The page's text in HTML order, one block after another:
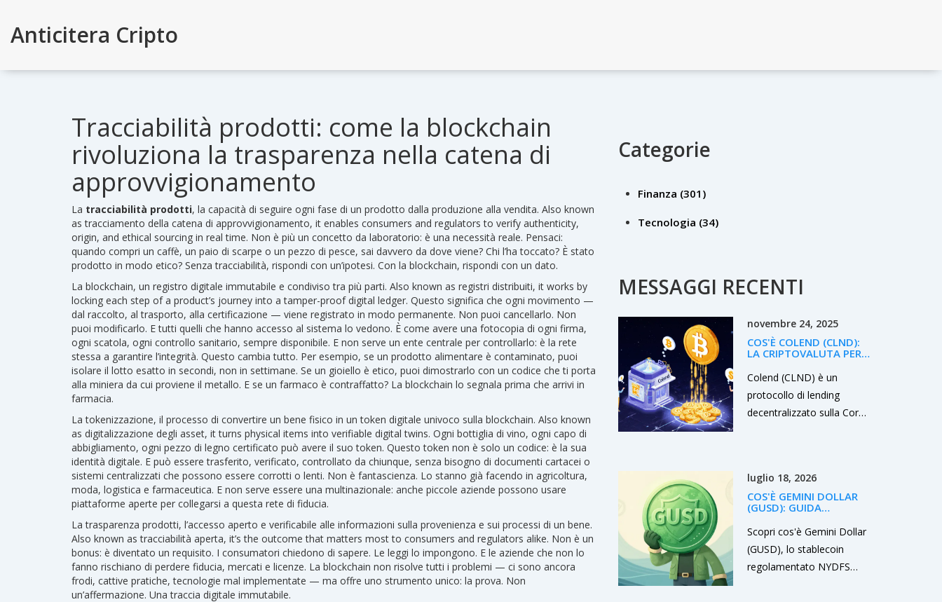
Anticitera Cripto
Tracciabilità prodotti: come la blockchain
rivoluziona la trasparenza nella catena di
approvvigionamento
La tracciabilità prodotti, la capacità di seguire ogni fase di un prodotto dalla produzione alla vendita. Also known
astracciamento della catena di approvvigionamento, it enables consumers and regulators to verify authenticity,
origin, and ethical sourcing in real time. Non è più un concetto da laboratorio: è una necessità reale. Pensaci:
quando compri un caffè, un paio di scarpe o un pezzo di pesce, sai davvero da dove viene? Chi l’ha toccato? È stato
prodotto in modo etico? Senza tracciabilità, rispondi con un’ipotesi. Con la blockchain, rispondi con un dato.
La blockchain, un registro digitale immutabile e condiviso tra più parti. Also known as registri distribuiti, it works by
locking each step of a product’s journey into a tamper-proof digital ledger. Questo significa che ogni movimento —
dal raccolto, al trasporto, alla certificazione — viene registrato in modo permanente. Non puoi cancellarlo. Non
puoi modificarlo. E tutti quelli che hanno accesso al sistema lo vedono. È come avere una fotocopia di ogni firma,
ogni scatola, ogni controllo sanitario, sempre disponibile. E non serve un ente centrale per controllarlo: è la rete
stessa a garantire l’integrità. Questo cambia tutto. Per esempio, se un prodotto alimentare è contaminato, puoi
isolare il lotto esatto in secondi, non in settimane. Se un gioiello è etico, puoi dimostrarlo con un codice che ti porta
alla miniera da cui proviene il metallo. E se un farmaco è contraffatto? La blockchain lo segnala prima che arrivi in
farmacia.
Latokenizzazione, il processo di convertire un bene fisico in un token digitale univoco sulla blockchain. Also known
as digitalizzazione degli asset, it turns physical items into verifiable digital twins. Ogni bottiglia di vino, ogni capo di
abbigliamento, ogni pezzo di legno certificato può avere il suo token. Questo token non è solo un codice: è la sua
identità digitale. E può essere trasferito, verificato, controllato da chiunque, senza bisogno di documenti cartacei o
sistemi centralizzati che possono essere corrotti o lenti. Non è fantascienza. Lo stanno già facendo in agricoltura,
moda, logistica e farmaceutica. E non serve essere una multinazionale: anche piccole aziende possono usare
piattaforme aperte per collegarsi a questa rete di fiducia.
Latrasparenza prodotti, l’accesso aperto e verificabile alle informazioni sulla provenienza e sui processi di un bene.
Also known astracciabilità aperta, it’s the outcome that matters most to consumers and regulators alike. Non è un
bonus: è diventato un requisito. I consumatori chiedono di sapere. Le leggi lo impongono. E le aziende che non lo
fanno rischiano di perdere fiducia, mercati e licenze. La blockchain non risolve tutti i problemi — ci sono ancora
frodi, cattive pratiche, tecnologie mal implementate — ma offre uno strumento unico: la prova. Non
un’affermazione. Una traccia digitale immutabile.
Categorie
Finanza (301)
Tecnologia (34)
MESSAGGI RECENTI
novembre 24, 2025
COS'È COLEND (CLND):
LA CRIPTOVALUTA PER
SIDECHAIN
Colend (CLND) è un
protocollo di lending
decentralizzato sulla Core
loro BTC senza convertirli.
Opera nel nascente
settore BTCFi, con un
modello unico di
abbonamento mensile e
governance avanzata.
luglio 18, 2026
COS'È GEMINI DOLLAR
(GUSD): GUIDA
STABLECOIN
REGOLAMENTATO
Scopri cos'è Gemini Dollar
(GUSD), lo stablecoin
regolamentato NYDFS